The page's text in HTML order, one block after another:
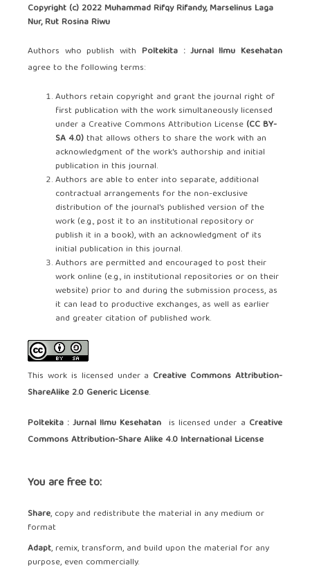
Copyright (c) 2022 Muhammad Rifqy Rifandy, Marselinus Laga
Nur, Rut Rosina Riwu
Authors who publish with Poltekita : Jurnal Ilmu Kesehatan
agree to the following terms:
Authors retain copyright and grant the journal right of
first publication with the work simultaneously licensed
under a Creative Commons Attribution License (CC BY-
SA 4.0)that allows others to share the work with an
acknowledgment of the work's authorship and initial
publication in this journal.
Authors are able to enter into separate, additional
contractual arrangements for the non-exclusive
distribution of the journal's published version of the
work (e.g., post it to an institutional repository or
publish it in a book), with an acknowledgment of its
initial publication in this journal.
Authors are permitted and encouraged to post their
work online (e.g., in institutional repositories or on their
website) prior to and during the submission process, as
it can lead to productive exchanges, as well as earlier
and greater citation of published work.
This work is licensed under a Creative Commons Attribution-
ShareAlike 2.0 Generic License.
Poltekita : Jurnal Ilmu Kesehatan is licensed under a Creative
Commons Attribution-Share Alike 4.0 International License
You are free to:
Share, copy and redistribute the material in any medium or
format
Adapt, remix, transform, and build upon the material for any
purpose, even commercially.